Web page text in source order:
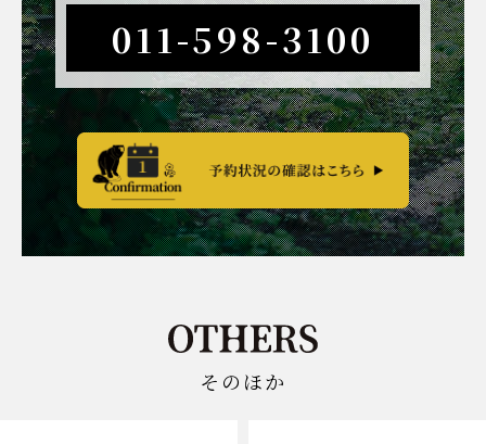
011-598-3100
そのほか